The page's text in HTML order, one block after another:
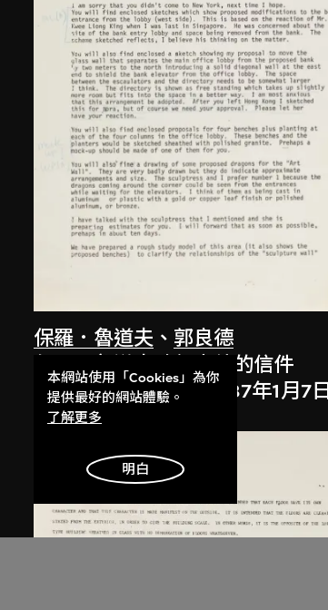
保羅．魯道夫 、 郭良德
保羅‧魯道夫致郭良德的信件
1986年12月24日至1987年1月7日
本網站使用「Cookies」為你
提供最好的網站體驗。
了解更多
明白